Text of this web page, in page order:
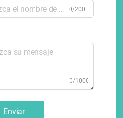
0/200
0/1000
Enviar